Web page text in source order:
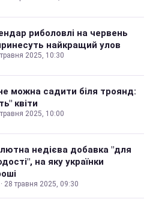
риболовлі на червень
найкращий улов
2025, 10:30
можна садити біля троянд:
квіти
2025, 10:00
недієва добавка "для
на яку українки
· 28 травня 2025, 09:30